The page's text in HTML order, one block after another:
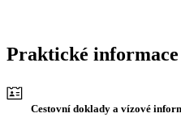
Praktické informace
Cestovní doklady a vízové